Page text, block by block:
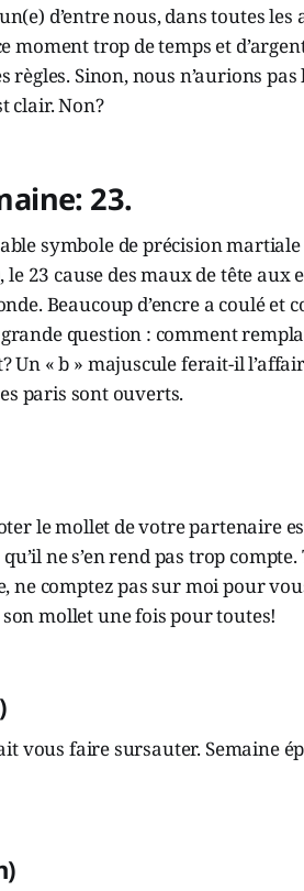
d’entre nous, dans toutes les
moment trop de temps et
règles. Sinon, nous n’aurions
clair. Non?
23.
symbole de précision martiale
23 cause des maux de tête aux
Beaucoup d’encre a coulé et
question : comment
« b » majuscule ferait-il
paris sont ouverts.
le mollet de votre partenaire
ne s’en rend pas trop
ne comptez pas sur moi pour
mollet une fois pour toutes!
vous faire sursauter. Semaine